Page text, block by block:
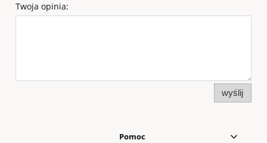
Twoja opinia:
wyślij
Pomoc